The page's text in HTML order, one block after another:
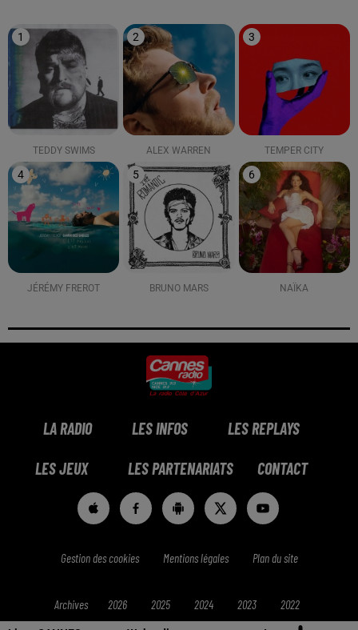
1
TEDDY SWIMS
2
ALEX WARREN
3
TEMPER CITY
4
JÉRÉMY FREROT
5
BRUNO MARS
6
NAÏKA
LA RADIO LES INFOS LES REPLAYS
LES JEUX LES PARTENARIATS CONTACT
Gestion des cookies Mentions légales Plan du site
Archives 2026 2025 2024 2023 2022